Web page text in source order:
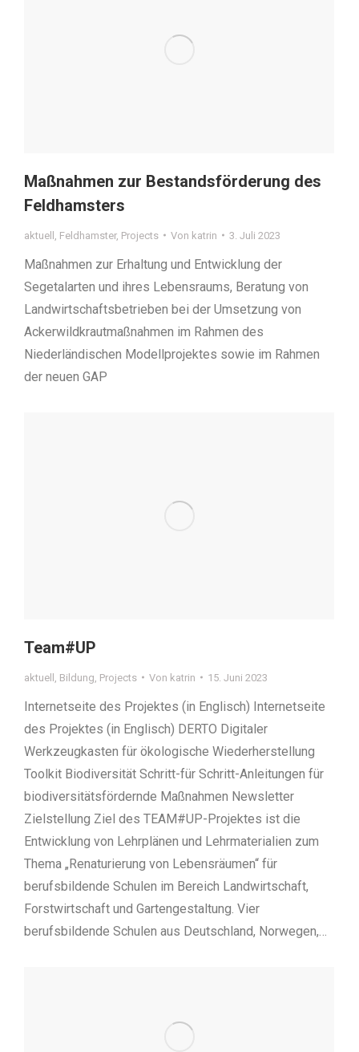
Maßnahmen zur Bestandsförderung des
Feldhamsters
aktuell Feldhamster, Projects Von katrin 3. Juli 2023
Maßnahmen zur Erhaltung und Entwicklung der
Segetalarten und ihres Lebensraums, Beratung von
Landwirtschaftsbetrieben bei der Umsetzung von
Ackerwildkrautmaßnahmen im Rahmen des
Niederländischen Modellprojektes sowie im Rahmen
der neuen GAP
Team#UP
aktuell Bildung Projects Von katrin 15. Juni 2023
Internetseite des Projektes (in Englisch) Internetseite
des Projektes (in Englisch) DERTO Digitaler
Werkzeugkasten für ökologische Wiederherstellung
Toolkit Biodiversität Schritt-für Schritt-Anleitungen für
biodiversitätsfördernde Maßnahmen Newsletter
Zielstellung Ziel des TEAM#UP-Projektes ist die
Entwicklung von Lehrplänen und Lehrmaterialien zum
Thema „Renaturierung von Lebensräumen“ für
berufsbildende Schulen im Bereich Landwirtschaft,
Forstwirtschaft und Gartengestaltung. Vier
berufsbildende Schulen aus Deutschland, Norwegen,…